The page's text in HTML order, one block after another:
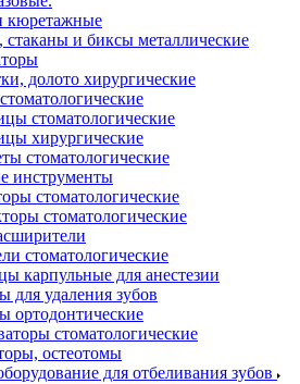
кюретажные
стаканы и биксы металлические
долото хирургические
стоматологические
хирургические
стоматологические
инструменты
стоматологические
стоматологические
стоматологические
карпульные для анестезии
удаления зубов
стоматологические
остеотомы
для отбеливания зубов